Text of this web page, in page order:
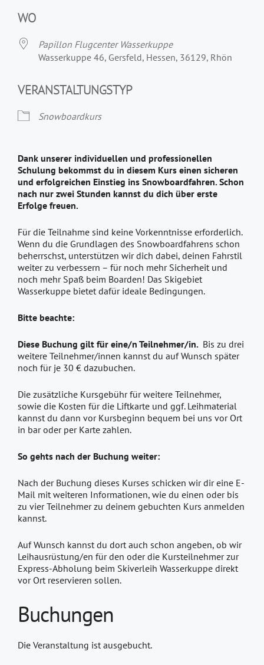
WO
Papillon Flugcenter Wasserkuppe
Wasserkuppe 46, Gersfeld, Hessen, 36129, Rhön
VERANSTALTUNGSTYP
Snowboardkurs
Dank unserer individuellen und professionellen
Schulung bekommst du in diesem Kurs einen sicheren
und erfolgreichen Einstieg ins Snowboardfahren. Schon
nach nur zwei Stunden kannst du dich über erste
Erfolge freuen.
Für die Teilnahme sind keine Vorkenntnisse erforderlich.
Wenn du die Grundlagen des Snowboardfahrens schon
beherrschst, unterstützen wir dich dabei, deinen Fahrstil
weiter zu verbessern – für noch mehr Sicherheit und
noch mehr Spaß beim Boarden! Das Skigebiet
Wasserkuppe bietet dafür ideale Bedingungen.
Bitte beachte:
Diese Buchung gilt für eine/n Teilnehmer/in. Bis zu drei
weitere Teilnehmer/innen kannst du auf Wunsch später
noch für je 30 € dazubuchen.
Die zusätzliche Kursgebühr für weitere Teilnehmer,
sowie die Kosten für die Liftkarte und ggf. Leihmaterial
kannst du dann vor Kursbeginn bequem bei uns vor Ort
in bar oder per Karte zahlen.
So gehts nach der Buchung weiter:
Nach der Buchung dieses Kurses schicken wir dir eine E-
Mail mit weiteren Informationen, wie du einen oder bis
zu vier Teilnehmer zu deinem gebuchten Kurs anmelden
kannst.
Auf Wunsch kannst du dort auch schon angeben, ob wir
Leihausrüstung/en für den oder die Kursteilnehmer zur
Express-Abholung beim Skiverleih Wasserkuppe direkt
vor Ort reservieren sollen.
Buchungen
Die Veranstaltung ist ausgebucht.